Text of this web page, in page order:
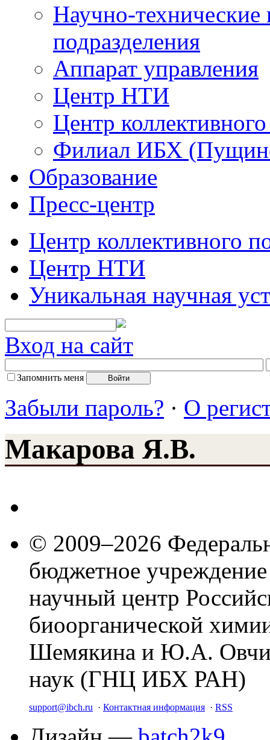
Научно-технические
подразделения
Аппарат управления
Центр НТИ
Центр
Филиал ИБХ
Образование
Пресс-центр
Центр коллективного
Центр НТИ
Уникальная научная
Вход на сайт
Запомнить меня
Забыли пароль? · О
Макарова Я.В.
© 2009–2026
бюджетное
научный центр
биоорганической
Шемякина и Ю.А.
наук (ГНЦ ИБХ РАН)
support@ibch.ru · Контактная информация · RSS